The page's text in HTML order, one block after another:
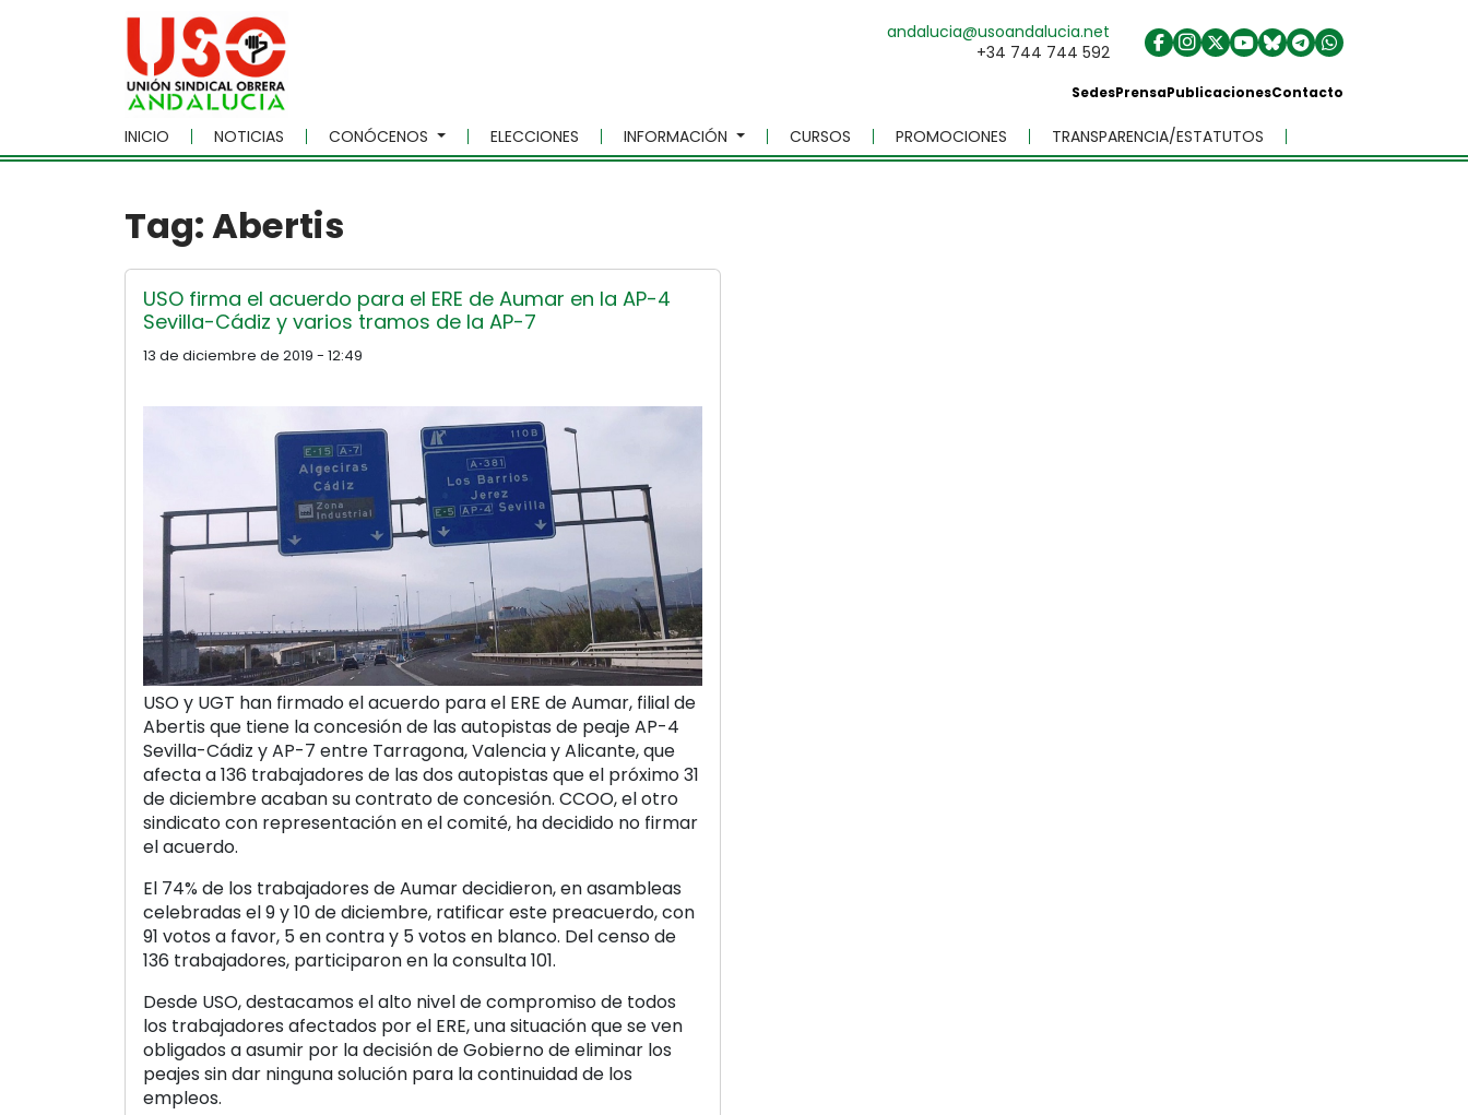
Skip to main content
andalucia@usoandalucia.net
+34 744 744 592
SedesPrensaPublicacionesContacto
INICIO NOTICIAS CONÓCENOS ELECCIONES INFORMACIÓN CURSOS PROMOCIONES TRANSPARENCIA/ESTATUTOS
Tag: Abertis
USO firma el acuerdo para el ERE de Aumar en la AP-4
Sevilla-Cádiz y varios tramos de la AP-7
13 de diciembre de 2019 - 12:49
USO y UGT han firmado el acuerdo para el ERE de Aumar, filial de
Abertis que tiene la concesión de las autopistas de peaje AP-4
Sevilla-Cádiz y AP-7 entre Tarragona, Valencia y Alicante, que
afecta a 136 trabajadores de las dos autopistas que el próximo 31
de diciembre acaban su contrato de concesión. CCOO, el otro
sindicato con representación en el comité, ha decidido no firmar
el acuerdo.
El 74% de los trabajadores de Aumar decidieron, en asambleas
celebradas el 9 y 10 de diciembre, ratificar este preacuerdo, con
91 votos a favor, 5 en contra y 5 votos en blanco. Del censo de
136 trabajadores, participaron en la consulta 101.
Desde USO, destacamos el alto nivel de compromiso de todos
los trabajadores afectados por el ERE, una situación que se ven
obligados a asumir por la decisión de Gobierno de eliminar los
peajes sin dar ninguna solución para la continuidad de los
empleos.